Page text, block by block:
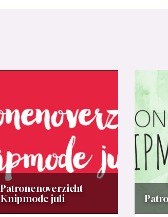
Patronenoverzicht
Knipmode juli